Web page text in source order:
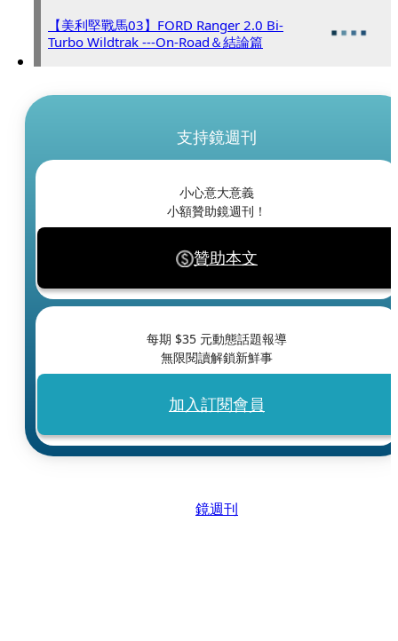
【美利堅戰馬03】FORD Ranger 2.0 Bi-
Turbo Wildtrak ---On-Road＆結論篇
支持鏡週刊
小心意大意義
小額贊助鏡週刊！
贊助本文
每期 $35 元動態話題報導
無限閱讀解鎖新鮮事
加入訂閱會員
鏡週刊